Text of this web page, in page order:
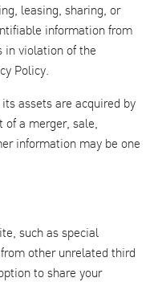
leasing, sharing, or
information from
in violation of the
Policy.
assets are acquired by
of a merger, sale,
information may be one
such as special
other unrelated third
to share your